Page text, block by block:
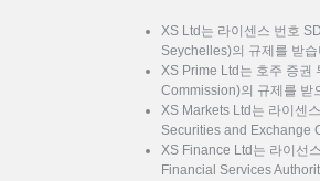
XS Ltd는 라이센스 번호
Seychelles)의 규제를 받
XS Prime Ltd는 호주 증권
Commission)의 규제를 받
XS Markets Ltd는 라이센
Securities and Exchange
XS Finance Ltd는 라이선
Financial Services